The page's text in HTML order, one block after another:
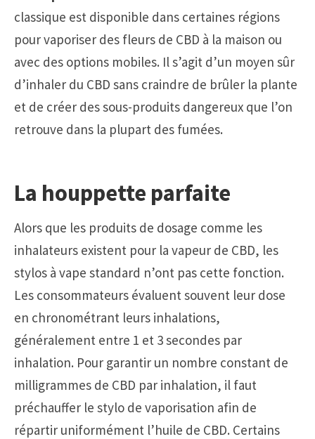
classique est disponible dans certaines régions
pour vaporiser des fleurs de CBD à la maison ou
avec des options mobiles. Il s’agit d’un moyen sûr
d’inhaler du CBD sans craindre de brûler la plante
et de créer des sous-produits dangereux que l’on
retrouve dans la plupart des fumées.
La houppette parfaite
Alors que les produits de dosage comme les
inhalateurs existent pour la vapeur de CBD, les
stylos à vape standard n’ont pas cette fonction.
Les consommateurs évaluent souvent leur dose
en chronométrant leurs inhalations,
généralement entre 1 et 3 secondes par
inhalation. Pour garantir un nombre constant de
milligrammes de CBD par inhalation, il faut
préchauffer le stylo de vaporisation afin de
répartir uniformément l’huile de CBD. Certains